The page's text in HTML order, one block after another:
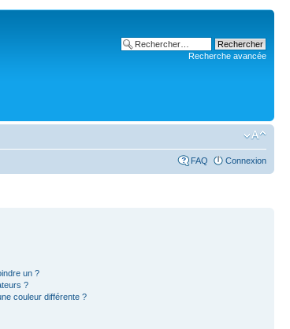
Recherche avancée
FAQ Connexion
un ?
?
couleur différente ?